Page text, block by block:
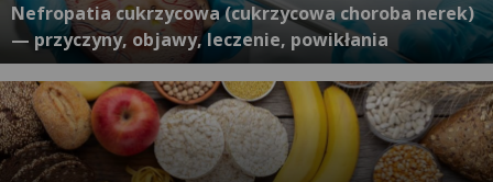
Nefropatia cukrzycowa (cukrzycowa choroba nerek)
— przyczyny, objawy, leczenie, powikłania